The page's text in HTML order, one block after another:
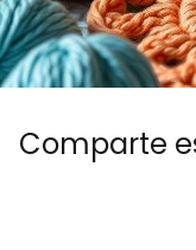
Comparte